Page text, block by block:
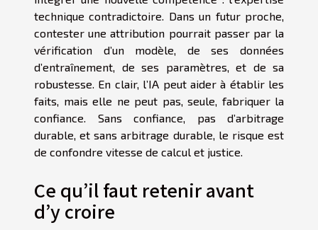
technique contradictoire. Dans un futur proche,
contester une attribution pourrait passer par la
vérification d’un modèle, de ses données
d’entraînement, de ses paramètres, et de sa
robustesse. En clair, l’IA peut aider à établir les
faits, mais elle ne peut pas, seule, fabriquer la
confiance. Sans confiance, pas d’arbitrage
durable, et sans arbitrage durable, le risque est
de confondre vitesse de calcul et justice.
Ce qu’il faut retenir avant
d’y croire